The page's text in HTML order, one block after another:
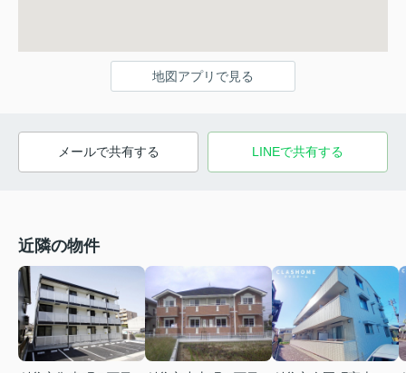
地図アプリで見る
メールで共有する LINEで共有する
近隣の物件